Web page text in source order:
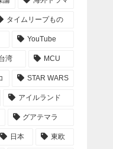
タイムリープもの
YouTube
湾 MCU
STAR WARS
アイルランド
グアテマラ
日本 東欧